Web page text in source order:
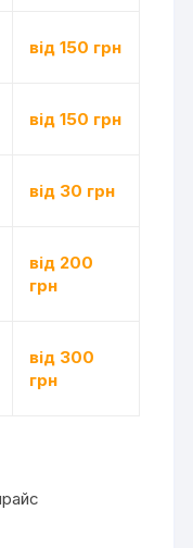
від 150 грн
від 150 грн
від 30 грн
від 200
грн
від 300
грн